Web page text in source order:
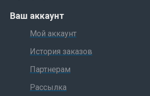
Ваш аккаунт
Мой аккаунт
История заказов
Партнерам
Рассылка